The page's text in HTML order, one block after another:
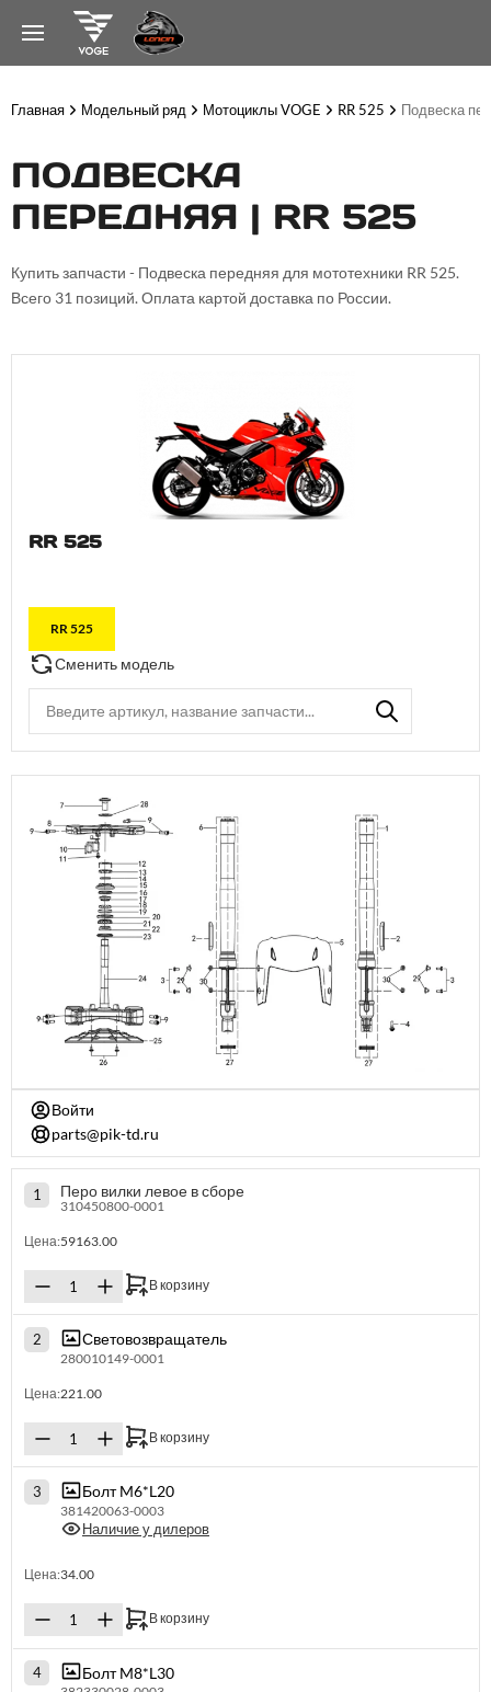
Главная Модельный ряд Мотоциклы VOGE RR 525 Подвеска
ПОДВЕСКА
ПЕРЕДНЯЯ | RR 525
Купить запчасти - Подвеска передняя для мототехники RR 525.
Всего 31 позиций. Оплата картой доставка по России.
RR 525
RR 525
Сменить модель
Войти
parts@pik-td.ru
1 Перо вилки левое в сборе
310450800-0001
Цена:59163.00
В корзину
2 Световозвращатель
280010149-0001
Цена:221.00
В корзину
3 Болт M6*L20
381420063-0003
Наличие у дилеров
Цена:34.00
В корзину
4 Болт M8*L30